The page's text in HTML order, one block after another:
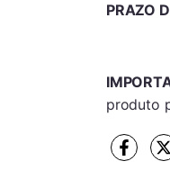
PRAZO
produto